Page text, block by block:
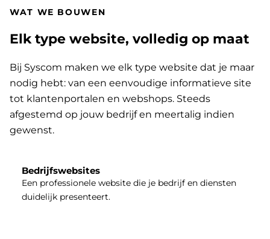
WAT WE BOUWEN
Elk type website, volledig op maat
Bij Syscom maken we elk type website dat je maar
nodig hebt: van een eenvoudige informatieve site
tot klantenportalen en webshops. Steeds
afgestemd op jouw bedrijf en meertalig indien
gewenst.
Bedrijfswebsites
Een professionele website die je bedrijf en diensten
duidelijk presenteert.